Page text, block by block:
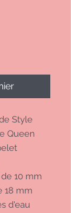
Style
Queen
10 mm
18 mm
d'eau